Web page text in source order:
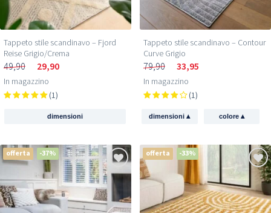
Tappeto stile scandinavo – Fjord
Reise Grigio/Crema
49,90 29,90
In magazzino
(1)
dimensioni
Tappeto stile scandinavo – Contour
Curve Grigio
79,90 33,95
In magazzino
(1)
dimensioni▴ colore ▴
offerta -37% offerta -33%